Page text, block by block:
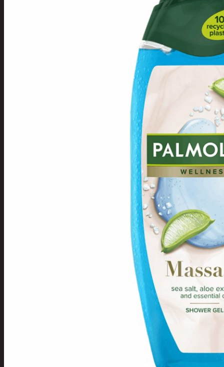
Poistotuotteet
Kausituotteet
Joulu
Joulu- ja kausivalot
Eläimet ja
tontut
Kyntteliköt
Valoketjut ja
kuusenvalot
Joulukoristeet
Kranssit ja
asetelmat
Tontut ja
muut
Joulutekstiilit
Paketointi
Marjastus
Talvi
Päivittäistavarat
Apuvälineet
Hengityssuojaimet ja
desinfiointi
Henkilökohtainen
hygienia
Deodorantit
Hiustenhoito